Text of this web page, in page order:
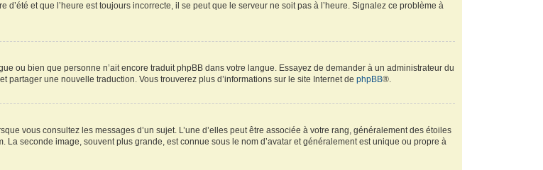
d’été et que l’heure est toujours incorrecte, il se peut que le serveur ne soit pas à l’heure. Signalez ce problème à
ou bien que personne n’ait encore traduit phpBB dans votre langue. Essayez de demander à un administrateur du
partager une nouvelle traduction. Vous trouverez plus d’informations sur le site Internet dephpBB®.
vous consultez les messages d’un sujet. L’une d’elles peut être associée à votre rang, généralement des étoiles
seconde image, souvent plus grande, est connue sous le nom d’avatar et généralement est unique ou propre à